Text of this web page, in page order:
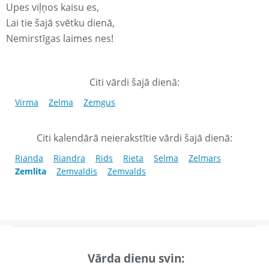
Upes viļņos kaisu es,
Lai tie šajā svētku dienā,
Nemirstīgas laimes nes!
Citi vārdi šajā dienā:
Virma Zelma Zemgus
Citi kalendārā neierakstītie vārdi šajā dienā:
Rianda Riandra Rids Rieta Selma
Zelmars
Zemlita
Zemvaldis Zemvalds
Vārda dienu svin: